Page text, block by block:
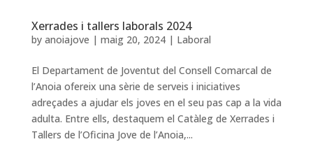
Xerrades i tallers laborals 2024
by anoiajove | maig 20, 2024| Laboral
El Departament de Joventut del Consell Comarcal de
l’Anoia ofereix una sèrie de serveis i iniciatives
adreçades a ajudar els joves en el seu pas cap a la vida
adulta. Entre ells, destaquem el Catàleg de Xerrades i
Tallers de l’Oficina Jove de l’Anoia,...